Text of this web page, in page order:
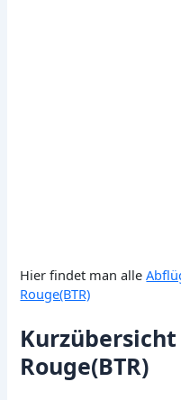
Hier findet man alle
Rouge(BTR)
Rouge(BTR)